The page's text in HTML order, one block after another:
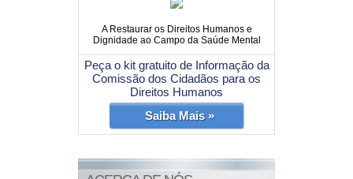
A Restaurar os Direitos Humanos e
Dignidade ao Campo da Saúde Mental
Peça o kit gratuito de Informação da
Comissão dos Cidadãos para os
Direitos Humanos
Saiba Mais »